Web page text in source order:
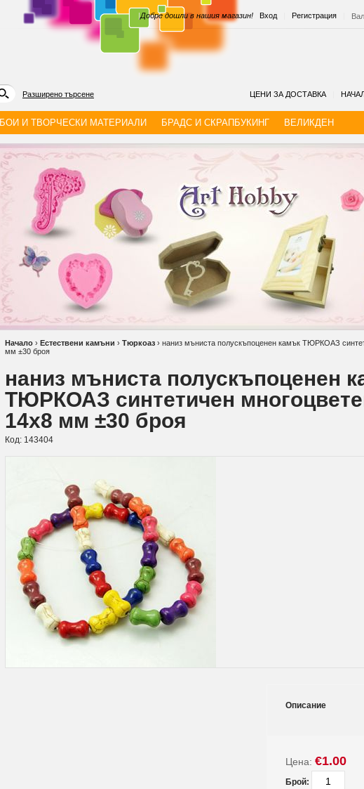
Вход Регистрация
Добре дошли в нашия магазин!
|
Разширено търсене ЦЕНИ ЗА ДОСТАВКА
БОИ И ТВОРЧЕСКИ МАТЕРИАЛИ БРАДС И СКРАПБУКИНГ ВЕЛИКДЕН
Начало › Естествени камъни › Тюркоаз › наниз мъниста полускъпоценен камък ТЮРКОАЗ
мм ±30 броя
наниз мъниста полускъпоценен
ТЮРКОАЗ синтетичен
14x8 мм ±30 броя
Код: 143404
Описание
Цена: €1.00
Брой: